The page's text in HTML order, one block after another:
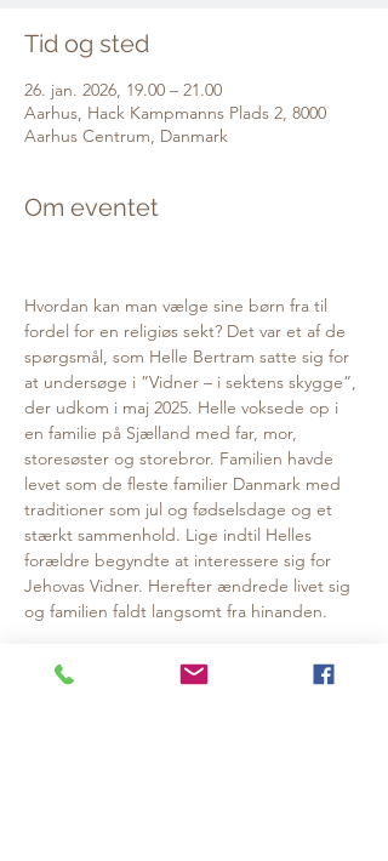
Tid og sted
26. jan. 2026, 19.00 – 21.00
Aarhus, Hack Kampmanns Plads 2, 8000
Aarhus Centrum, Danmark
Om eventet
Hvordan kan man vælge sine børn fra til
fordel for en religiøs sekt? Det var et af de
spørgsmål, som Helle Bertram satte sig for
at undersøge i ”Vidner – i sektens skygge”,
der udkom i maj 2025. Helle voksede op i
en familie på Sjælland med far, mor,
storesøster og storebror. Familien havde
levet som de fleste familier Danmark med
traditioner som jul og fødselsdage og et
stærkt sammenhold. Lige indtil Helles
forældre begyndte at interessere sig for
Jehovas Vidner. Herefter ændrede livet sig
og familien faldt langsomt fra hinanden.
Hendes forældre stoppede fra den ene
dag til den anden med at fejre jul og